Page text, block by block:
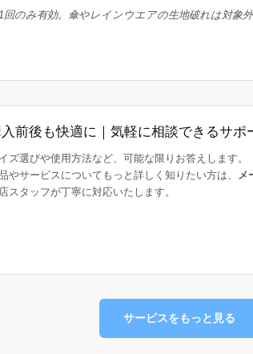
のみ有効。傘やレインウエアの生地破れは対象
前後も快適に｜気軽に相談できるサポ
ズ選びや使用方法など、可能な限りお答えします。
やサービスについてもっと詳しく知りたい方は、 メ
スタッフが丁寧に対応いたします。
サービスをもっと見る